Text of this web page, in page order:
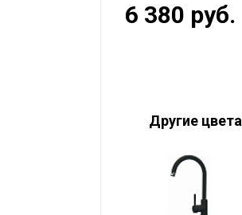
6 380 руб.
Другие цвета